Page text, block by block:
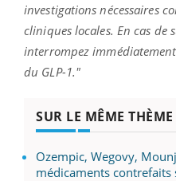
investigations nécessaires
cliniques locales. En cas de
interrompez
du GLP-1."
SUR LE MÊME THÈME
Ozempic, Wegovy,
médicaments contrefaits